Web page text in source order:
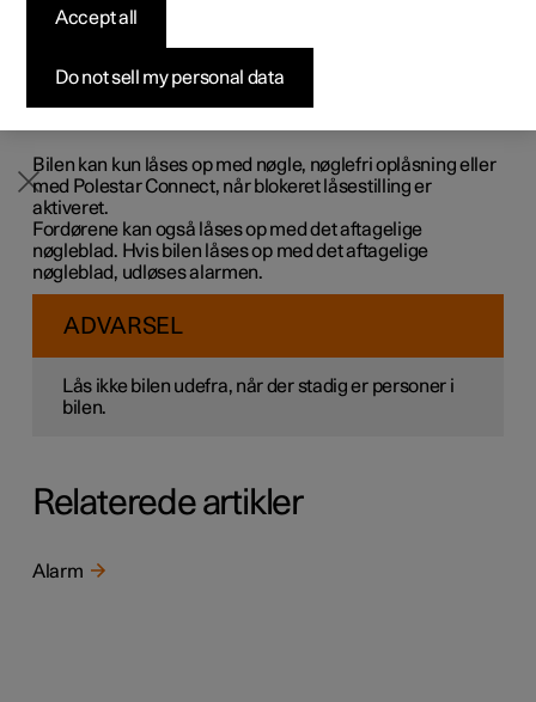
Byg din bil
Firmabil
Byg din bil
Firmabil
Byg din bil
Firmabil
Udforsk Polestar 5
Byg din bil
Pre-owned Polestar 3
Pre-owned Polestar 4
Sådan foregår købet
Finansieringsmuligheder
Nyheder
Nyhedsbrev
umuligt at åbne dørene indefra.
ved nøglefri låsning og indtræder med ca.
Bilen kan kun låses op med nøgle, nøglefri oplåsning eller
med Polestar Connect, når blokeret låsestilling er
aktiveret.
Fordørene kan også låses op med det aftagelige
nøgleblad. Hvis bilen låses op med det aftagelige
nøgleblad, udløses alarmen.
ADVARSEL
Lås ikke bilen udefra, når der stadig er personer i
bilen.
Relaterede artikler
Alarm
Do not sell my personal data
Accept all